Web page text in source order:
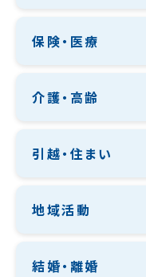
保険・医療
介護・高齢
引越・住まい
地域活動
結婚・離婚